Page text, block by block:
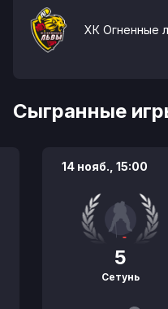
ХК Огненные
Сыгранные
14 нояб., 15:00
5
Сетунь